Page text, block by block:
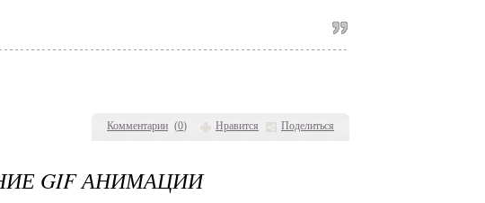
Комментарии (0) Нравится Поделиться
GIF АНИМАЦИИ